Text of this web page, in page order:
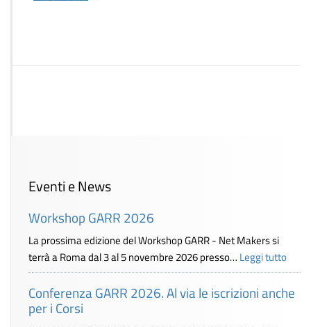
Eventi e News
Workshop GARR 2026
La prossima edizione del Workshop GARR - Net Makers si
terrà a Roma dal 3 al 5 novembre 2026 presso… Leggi tutto
Conferenza GARR 2026. Al via le iscrizioni anche
per i Corsi